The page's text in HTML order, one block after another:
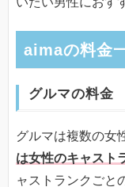
aimaの料金
グルマの料金
グルマは複数の女
は女性のキャスト
ャストランクごと